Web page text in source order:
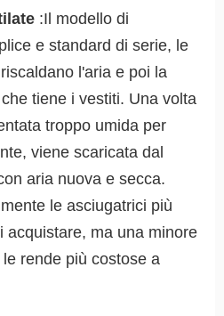
:Il modello di
e standard di serie, le
l'aria e poi la
tiene i vestiti. Una volta
troppo umida per
viene scaricata dal
aria nuova e secca.
le asciugatrici più
acquistare, ma una minore
rende più costose a